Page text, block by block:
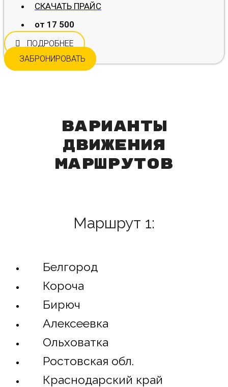
СКАЧАТЬ ПРАЙС
от 17 500
ПОДРОБНЕЕ
ЗАБРОНИРОВАТЬ
варианты
движения
маршрутов
Маршрут 1:
Белгород
Короча
Бирюч
Алексеевка
Ольховатка
Ростовская обл.
Краснодарский край